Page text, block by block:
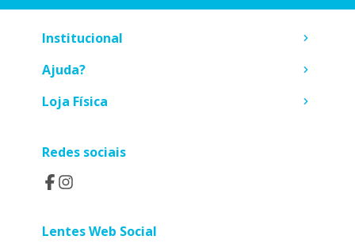
Institucional
Ajuda?
Loja Física
Redes sociais
Lentes Web Social